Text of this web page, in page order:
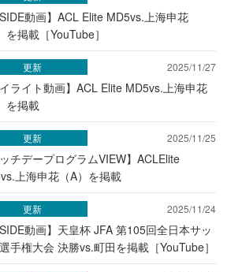
動画】ACL Elite MD5vs.上海申花
を掲載［YouTube］
2025/11/27
イライト動画】ACL Elite MD5vs.上海申花
を掲載
更新
2025/11/25
ッチデープログラムVIEW】ACLElite
上海申花（A）を掲載
更新
2025/11/24
動画】天皇杯 JFA 第105回全日本サッ
手権大会 決勝vs.町田を掲載［YouTube］
更新